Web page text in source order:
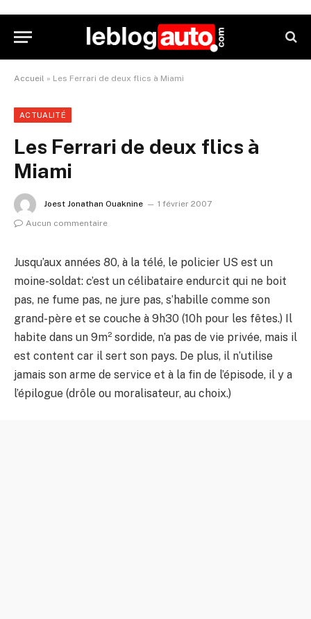
Accueil » Les Ferrari de deux flics à Miami
ACTUALITÉ
Les Ferrari de deux flics à
Miami
Joest Jonathan Ouaknine
1 février 2007
Aucun commentaire
Jusqu’aux années 80, à la télé, le policier US est un
moine-soldat: c’est un célibataire endurcit qui ne boit
pas, ne fume pas, ne jure pas, s’habille comme son
grand-père et se couche à 9h30 (10h pour les fêtes.) Il
habite dans un 9m² sordide, n’a pas de vie privée, mais il
est content car il sert son pays. De plus, il n’utilise
jamais son arme de service et à la fin de l’épisode, il y a
l’épilogue (drôle ou moralisateur, au choix.)